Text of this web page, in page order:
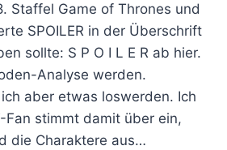
Staffel Game of Thrones und
SPOILER in der Überschrift
sollte: S P O I L E R ab hier.
Analyse werden.
aber etwas loswerden. Ich
Fan stimmt damit über ein,
die Charaktere aus…